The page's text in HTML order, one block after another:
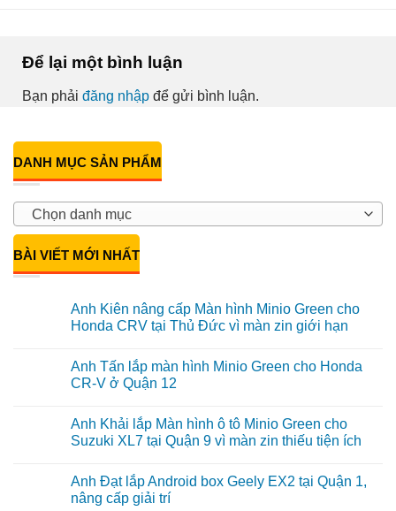
Để lại một bình luận
Bạn phải đăng nhập để gửi bình luận.
DANH MỤC SẢN PHẨM
Chọn danh mục
BÀI VIẾT MỚI NHẤT
Anh Kiên nâng cấp Màn hình Minio Green cho
Honda CRV tại Thủ Đức vì màn zin giới hạn
bình
luận
ở
nâng
cấp
Màn
Green
cho
Honda
Anh Tấn lắp màn hình Minio Green cho Honda
CR-V ở Quận 12
bình
luận
ở
lắp
màn
hình
Anh Khải lắp Màn hình ô tô Minio Green cho
Suzuki XL7 tại Quận 9 vì màn zin thiếu tiện ích
bình
luận
ở
Anh Đạt lắp Android box Geely EX2 tại Quận 1,
nâng cấp giải trí